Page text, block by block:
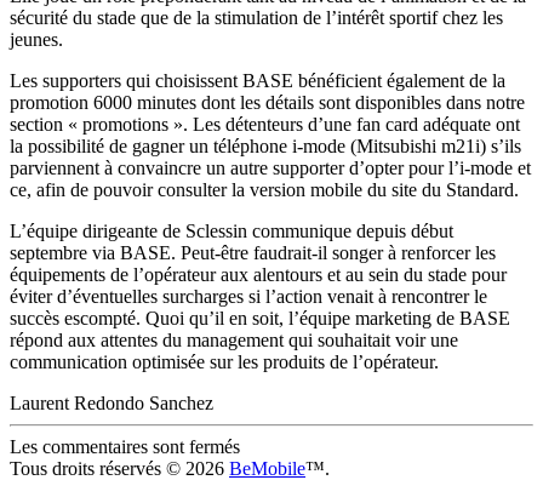
sécurité du stade que de la stimulation de l’intérêt sportif chez les
jeunes.
Les supporters qui choisissent BASE bénéficient également de la
promotion 6000 minutes dont les détails sont disponibles dans notre
section « promotions ». Les détenteurs d’une fan card adéquate ont
la possibilité de gagner un téléphone i-mode (Mitsubishi m21i) s’ils
parviennent à convaincre un autre supporter d’opter pour l’i-mode et
ce, afin de pouvoir consulter la version mobile du site du Standard.
L’équipe dirigeante de Sclessin communique depuis début
septembre via BASE. Peut-être faudrait-il songer à renforcer les
équipements de l’opérateur aux alentours et au sein du stade pour
éviter d’éventuelles surcharges si l’action venait à rencontrer le
succès escompté. Quoi qu’il en soit, l’équipe marketing de BASE
répond aux attentes du management qui souhaitait voir une
communication optimisée sur les produits de l’opérateur.
Laurent Redondo Sanchez
Les commentaires sont fermés
Tous droits réservés © 2026 BeMobile™.